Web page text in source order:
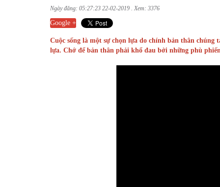
Ngày đăng: 05:27:23 22-02-2019 . Xem: 3376
Google +
Cuộc sống là một sự chọn lựa do chính bản thân
lựa. Chớ để bản thân phải khổ đau bởi những phù